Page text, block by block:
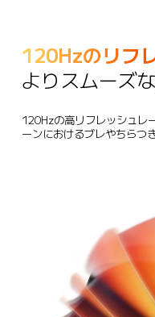
120Hzのリフ
よりスムーズ
120Hzの高リフレッシュレ
ーンにおけるブレやちらつ